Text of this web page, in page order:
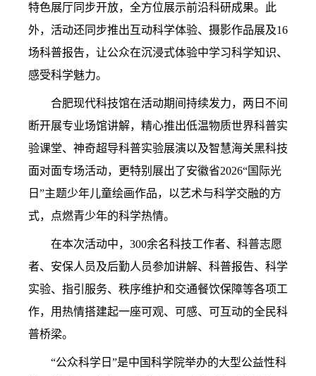
特色展厅同步开放，全方位展示前沿科研成果。此
外，活动还同步推出互动科学体验、摄影作品展及16
场科普报告，让公众在沉浸式体验中学习科学知识、
感受科学魅力。
合肥现代科技馆在活动期间持续发力，两日不间
断开展专业场馆讲解，精心推出低温物质世界科普实
验课堂、神奇超导科普实验展演以及智慧海关黑科技
面对面专场活动，更特别展出了安徽省2026“国际光
日”主题少年儿童绘画作品，以艺术与科学交融的方
式，点燃青少年的科学热情。
在本次活动中，300余名科技工作者、科普志愿
者、安保人员及后勤人员参加讲解、科普报告、科学
实验、指引服务、秩序维护和交通餐饮保障等各项工
作，用热情搭建起一座可观、可感、可互动的全民科
普桥梁。
“公众科学日”是中国科学院举办的大型公益性科